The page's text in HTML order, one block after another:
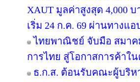
XAUT มูลค่าสูงสุด 4,000
เริ่ม 24 ก.ค. 69 ผ่านทางแอ
ไทยพาณิชย์ จับมือ สมา
การไทย สู่โอกาสการค้าใ
ธ.ก.ส. ต้อนรับคณะผู้บริห